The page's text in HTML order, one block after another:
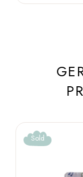
Sold